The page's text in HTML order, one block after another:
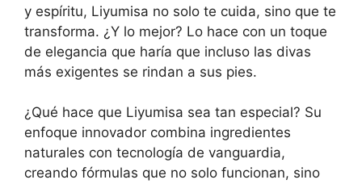
y espíritu, Liyumisa no solo te cuida, sino que te
transforma. ¿Y lo mejor? Lo hace con un toque
de elegancia que haría que incluso las divas
más exigentes se rindan a sus pies.
¿Qué hace que Liyumisa sea tan especial? Su
enfoque innovador combina ingredientes
naturales con tecnología de vanguardia,
creando fórmulas que no solo funcionan, sino